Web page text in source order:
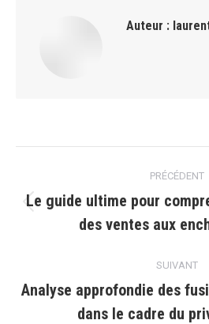
Auteur :
article
PRÉCÉDENT
Article
Le guide ultime pour
des ventes aux
SUIVANT
Analyse approfondie des
dans le cadre du